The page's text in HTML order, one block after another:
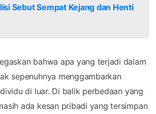
Sebut Sempat Kejang dan Henti
bahwa apa yang terjadi dalam
sepenuhnya menggambarkan
di luar. Di balik perbedaan yang
ada kesan pribadi yang tersimpan